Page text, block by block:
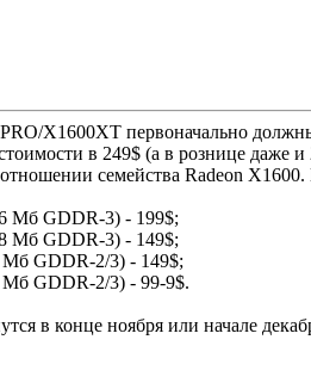
X1600XT первоначально
в 249$ (а в рознице даже
семейства Radeon X1600.
Мб GDDR-3) - 199$;
Мб GDDR-3) - 149$;
Мб GDDR-2/3) - 149$;
Мб GDDR-2/3) - 99-9$.
в конце ноября или начале